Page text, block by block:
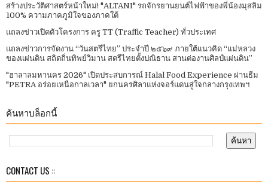
สร้างประวัติศาสตร์หน้าใหม่! "ALTANI" รถจักรยานยนต์ไฟฟ้าของพี่น้องมุสลิม
100% ความภาคภูมิใจของภาคใต้
แถลงข่าวเปิดตัวโครงการ ครู TT (Traffic Teacher) ทั่วประเทศ​
แถลงข่าวการจัดงาน “วันสตรีไทย” ประจําปี ๒๕๖๙ ภายใต้แนวคิด “แม่หลวง
ของแผ่นดิน สถิตถิ่นทิพย์วิมาน สตรีไทยตั้งปณิธาน สานต่องานศิลป์แผ่นดิน”
"ฮาลาลมหานคร 2026" เปิดประสบการณ์ Halal Food Experience ผ่านธีม
"PETRA อร่อยเหนือกาลเวลา" ยกนครศิลาแห่งจอร์แดนสู่ใจกลางกรุงเทพฯ
ค้นหาบล็อกนี้
CONTACT US ::